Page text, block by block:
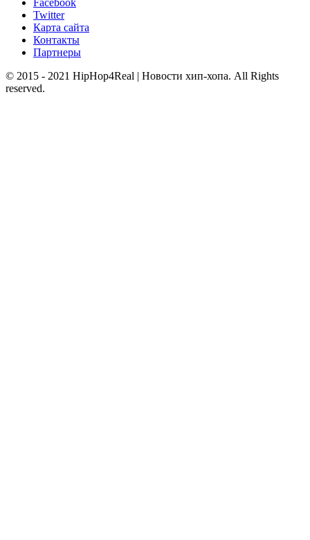
Facebook
Twitter
Карта сайта
Контакты
Партнеры
© 2015 - 2021 HipHop4Real | Новости хип-хопа. All Rights
reserved.